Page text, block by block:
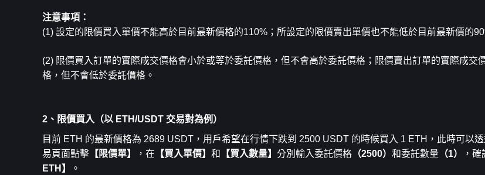
注意事項：
(1) 設定的限價買入單價不能高於目前最新價格的110%；所設定的限價賣出單價也不能低於目前最新價的
(2) 限價買入訂單的實際成交價格會小於或等於委託價格，但不會高於委託價格；限價賣出訂單的實際成交
格，但不會低於委託價格。
2、限價買入（以 ETH/USDT 交易對為例）
目前 ETH 的最新價格為 2689 USDT，用戶希望在行情下跌到 2500 USDT 的時候買入 1 ETH，此時可以
易頁面點擊 【限價單】 ，在 【買入單價】 和 【買入數量】 分別輸入委託價格 （2500） 和委託數量 （1） ，
ETH】
。